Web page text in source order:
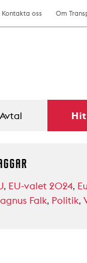
Kontakta oss Om
, EU-valet 2024,
Falk, Politik,